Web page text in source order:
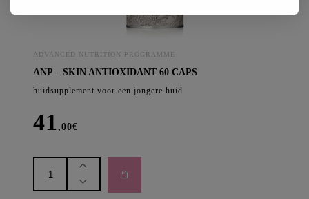
ADVANCED NUTRITION PROGRAMME
ANP – SKIN ANTIOXIDANT 60 CAPS
huidsupplement voor een jongere huid
41,00€
SKIN